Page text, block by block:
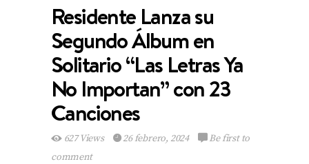
Residente Lanza su
Segundo Álbum en
Solitario “Las Letras Ya
No Importan” con 23
Canciones
627 Views 26 febrero, 2024
Be first to
comment